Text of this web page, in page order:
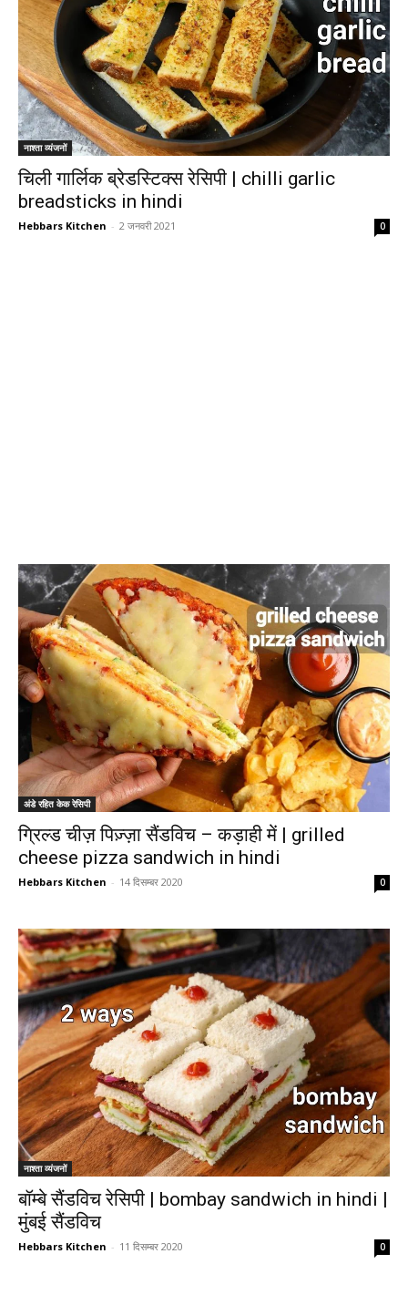
नाश्ता व्यंजनों
चिली गार्लिक ब्रेडस्टिक्स रेसिपी | chilli garlic
breadsticks in hindi
Hebbars Kitchen - 2 जनवरी 2021 0
अंडे रहित केक रेसिपी
ग्रिल्ड चीज़ पिज़्ज़ा सैंडविच – कड़ाही में | grilled
cheese pizza sandwich in hindi
Hebbars Kitchen - 14 दिसम्बर 2020 0
नाश्ता व्यंजनों
बॉम्बे सैंडविच रेसिपी | bombay sandwich in hindi |
मुंबई सैंडविच
Hebbars Kitchen - 11 दिसम्बर 2020 0